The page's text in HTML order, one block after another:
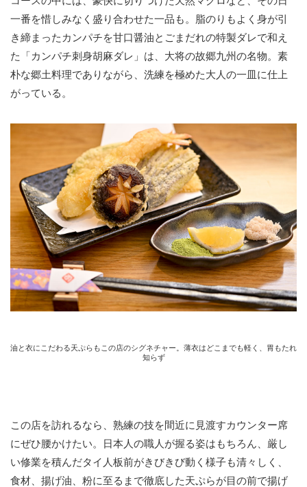
一番を惜しみなく盛り合わせた一品も。脂のりもよく身が引
き締まったカンパチを甘口醤油とごまだれの特製ダレで和え
た「カンパチ刺身胡麻ダレ」は、大将の故郷九州の名物。素
朴な郷土料理でありながら、洗練を極めた大人の一皿に仕上
がっている。
油と衣にこだわる天ぷらもこの店のシグネチャー。薄衣はどこまでも軽く、胃もたれ
知らず
この店を訪れるなら、熟練の技を間近に見渡すカウンター席
にぜひ腰かけたい。日本人の職人が握る姿はもちろん、厳し
い修業を積んだタイ人板前がきびきび動く様子も清々しく、
食材、揚げ油、粉に至るまで徹底した天ぷらが目の前で揚げ